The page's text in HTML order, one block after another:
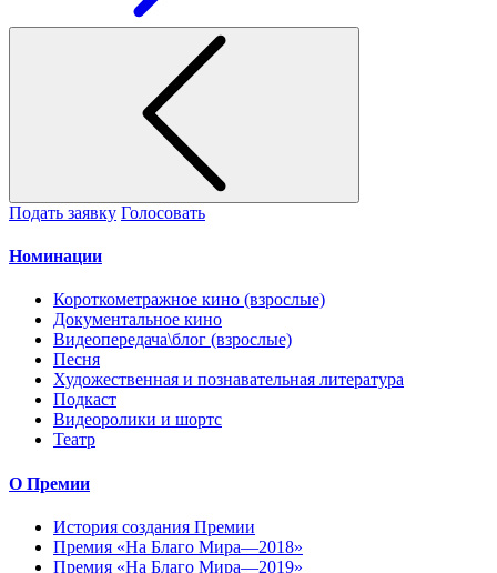
Подать заявку Голосовать
Номинации
Короткометражное кино (взрослые)
Документальное кино
Видеопередача\блог (взрослые)
Песня
Художественная и познавательная литература
Подкаст
Видеоролики и шортс
Театр
О Премии
История создания Премии
Премия «На Благо Мира—2018»
Премия «На Благо Мира—2019»